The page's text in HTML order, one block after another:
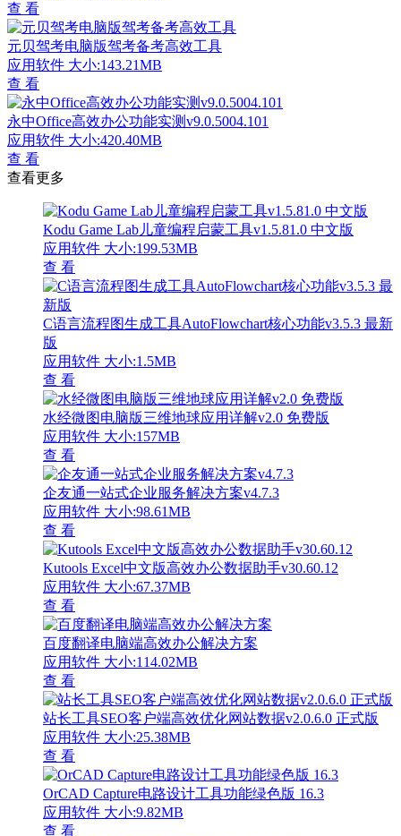
查 看
元贝驾考电脑版驾考备考高效工具
应用软件 大小:143.21MB
查 看
永中Office高效办公功能实测v9.0.5004.101
应用软件 大小:420.40MB
查 看
查看更多
Kodu Game Lab儿童编程启蒙工具v1.5.81.0 中文版
应用软件 大小:199.53MB
查 看
C语言流程图生成工具AutoFlowchart核心功能v3.5.3 最新
版
应用软件 大小:1.5MB
查 看
水经微图电脑版三维地球应用详解v2.0 免费版
应用软件 大小:157MB
查 看
企友通一站式企业服务解决方案v4.7.3
应用软件 大小:98.61MB
查 看
Kutools Excel中文版高效办公数据助手v30.60.12
应用软件 大小:67.37MB
查 看
百度翻译电脑端高效办公解决方案
应用软件 大小:114.02MB
查 看
站长工具SEO客户端高效优化网站数据v2.0.6.0 正式版
应用软件 大小:25.38MB
查 看
OrCAD Capture电路设计工具功能绿色版 16.3
应用软件 大小:9.82MB
查 看